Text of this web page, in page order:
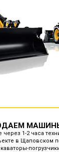
через 1-2 часа
в Щаповском